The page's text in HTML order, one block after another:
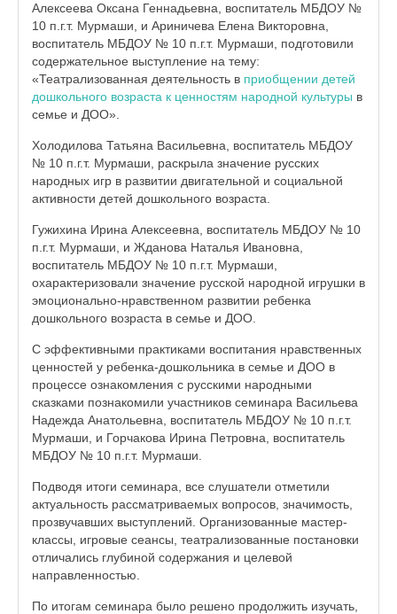
Алексеева Оксана Геннадьевна, воспитатель МБДОУ №
10 п.г.т. Мурмаши, и Ариничева Елена Викторовна,
воспитатель МБДОУ № 10 п.г.т. Мурмаши, подготовили
содержательное выступление на тему:
«Театрализованная деятельность в приобщении детей
дошкольного возраста к ценностям народной культуры в
семье и ДОО».
Холодилова Татьяна Васильевна, воспитатель МБДОУ
№ 10 п.г.т. Мурмаши, раскрыла значение русских
народных игр в развитии двигательной и социальной
активности детей дошкольного возраста.
Гужихина Ирина Алексеевна, воспитатель МБДОУ № 10
п.г.т. Мурмаши, и Жданова Наталья Ивановна,
воспитатель МБДОУ № 10 п.г.т. Мурмаши,
охарактеризовали значение русской народной игрушки в
эмоционально-нравственном развитии ребенка
дошкольного возраста в семье и ДОО.
С эффективными практиками воспитания нравственных
ценностей у ребенка-дошкольника в семье и ДОО в
процессе ознакомления с русскими народными
сказками познакомили участников семинара Васильева
Надежда Анатольевна, воспитатель МБДОУ № 10 п.г.т.
Мурмаши, и Горчакова Ирина Петровна, воспитатель
МБДОУ № 10 п.г.т. Мурмаши.
Подводя итоги семинара, все слушатели отметили
актуальность рассматриваемых вопросов, значимость,
прозвучавших выступлений. Организованные мастер-
классы, игровые сеансы, театрализованные постановки
отличались глубиной содержания и целевой
направленностью.
По итогам семинара было решено продолжить изучать,